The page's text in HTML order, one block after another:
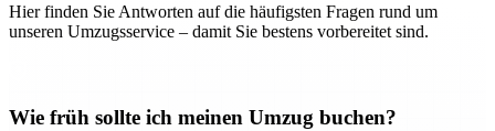
Hier finden Sie Antworten auf die häufigsten Fragen rund um
unseren Umzugsservice – damit Sie bestens vorbereitet sind.
Wie früh sollte ich meinen Umzug buchen?